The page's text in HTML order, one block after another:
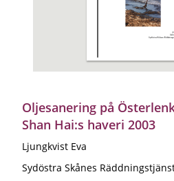
Oljesanering på
Shan Hai:s haveri 2003
Ljungkvist Eva
Sydöstra Skånes